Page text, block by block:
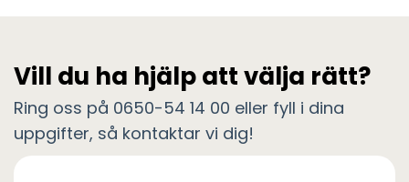
Vill du ha hjälp att välja rätt?
Ring oss på 0650-54 14 00 eller fyll i dina
uppgifter, så kontaktar vi dig!